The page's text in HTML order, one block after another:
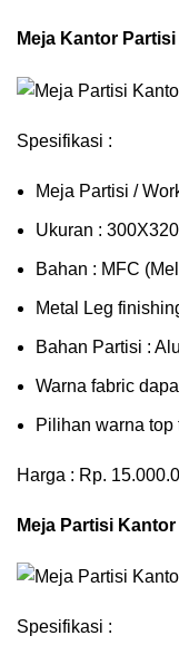
Meja Kantor
Spesifikasi :
Meja Partisi /
Ukuran :
Bahan : MFC
Metal Leg
Bahan Partisi :
Warna fabric
Pilihan warna top
Harga : Rp.
Meja Partisi
Spesifikasi :